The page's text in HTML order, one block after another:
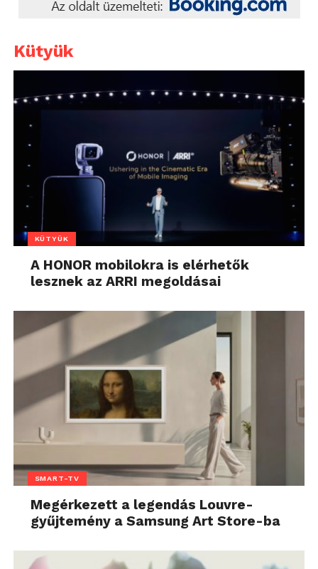
Kütyük
KÜTYÜK
A HONOR mobilokra is elérhetők
lesznek az ARRI megoldásai
SMART-TV
Megérkezett a legendás Louvre-
gyűjtemény a Samsung Art Store-ba